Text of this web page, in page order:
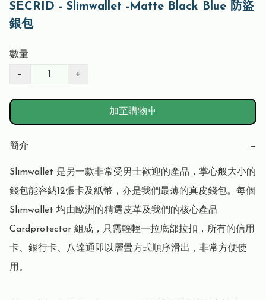
SECRID - Slimwallet -Matte Black Blue 防盜
銀包
數量
− +
加至購物車
簡介 −
Slimwallet 是另一款非常受男士歡迎的產品，掌心般大小的
錢包能容納12張卡及紙幣，亦是我們最薄的真皮錢包。每個
Slimwallet 均由歐洲的精選皮革及我們的核心產品
Cardprotector 組成，只需輕輕一拉底部拉扣，所有的信用
卡、銀行卡、八達通即以層疊方式順序滑出，非常方便使
用。